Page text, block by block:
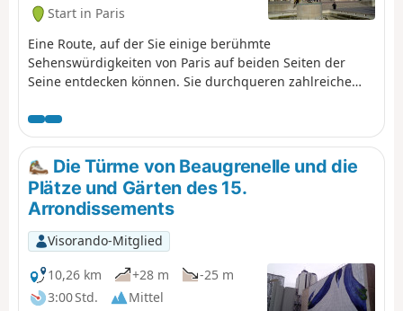
Start in Paris
Eine Route, auf der Sie einige berühmte
Sehenswürdigkeiten von Paris auf beiden Seiten der
Seine entdecken können. Sie durchqueren zahlreiche
frequentiert sind, andere eher versteckt liegen und eine
angenehme Ruhe ausstrahlen.
Die Türme von Beaugrenelle und die
Plätze und Gärten des 15.
Arrondissements
Visorando-Mitglied
10,26 km
+28 m
-25 m
3:00 Std.
Mittel